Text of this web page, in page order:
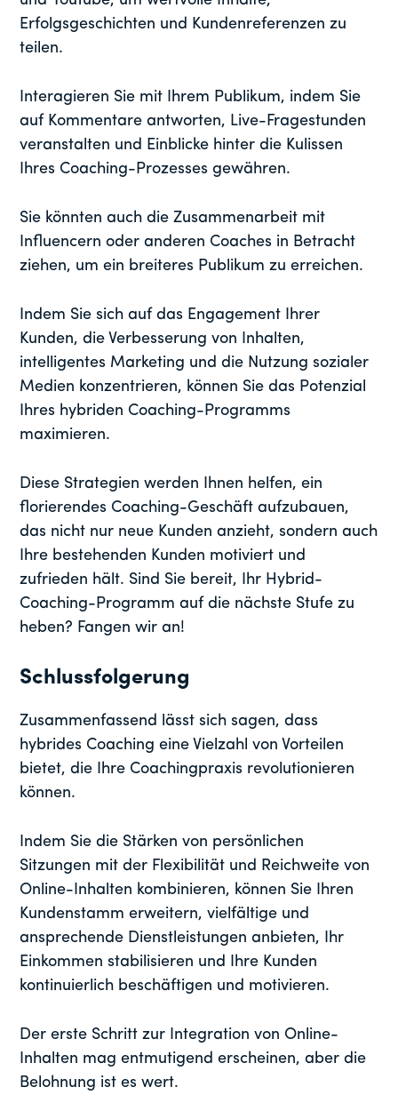
Erfolgsgeschichten und Kundenreferenzen zu
teilen.
Interagieren Sie mit Ihrem Publikum, indem Sie
auf Kommentare antworten, Live-Fragestunden
veranstalten und Einblicke hinter die Kulissen
Ihres Coaching-Prozesses gewähren.
Sie könnten auch die Zusammenarbeit mit
Influencern oder anderen Coaches in Betracht
ziehen, um ein breiteres Publikum zu erreichen.
Indem Sie sich auf das Engagement Ihrer
Kunden, die Verbesserung von Inhalten,
intelligentes Marketing und die Nutzung sozialer
Medien konzentrieren, können Sie das Potenzial
Ihres hybriden Coaching-Programms
maximieren.
Diese Strategien werden Ihnen helfen, ein
florierendes Coaching-Geschäft aufzubauen,
das nicht nur neue Kunden anzieht, sondern auch
Ihre bestehenden Kunden motiviert und
zufrieden hält. Sind Sie bereit, Ihr Hybrid-
Coaching-Programm auf die nächste Stufe zu
heben? Fangen wir an!
Schlussfolgerung
Zusammenfassend lässt sich sagen, dass
hybrides Coaching eine Vielzahl von Vorteilen
bietet, die Ihre Coachingpraxis revolutionieren
können.
Indem Sie die Stärken von persönlichen
Sitzungen mit der Flexibilität und Reichweite von
Online-Inhalten kombinieren, können Sie Ihren
Kundenstamm erweitern, vielfältige und
ansprechende Dienstleistungen anbieten, Ihr
Einkommen stabilisieren und Ihre Kunden
kontinuierlich beschäftigen und motivieren.
Der erste Schritt zur Integration von Online-
Inhalten mag entmutigend erscheinen, aber die
Belohnung ist es wert.